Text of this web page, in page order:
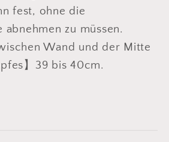
fest, ohne die
abnehmen zu müssen.
Wand und der Mitte
】39 bis 40cm.